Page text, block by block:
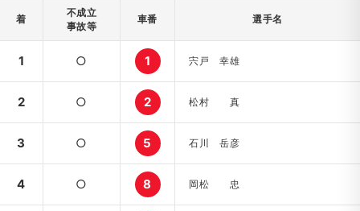
着
不成立
事故等
車番 選手名
1 ○ 1 宍戸 幸雄
2 ○ 2 松村 真
3 ○ 5 石川 岳彦
4 ○ 8 岡松 忠